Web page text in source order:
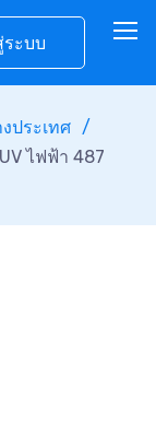
ระบบ
ประเทศ
ไฟฟ้า 487